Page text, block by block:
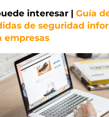
interesar | Guía
de seguridad
empresas